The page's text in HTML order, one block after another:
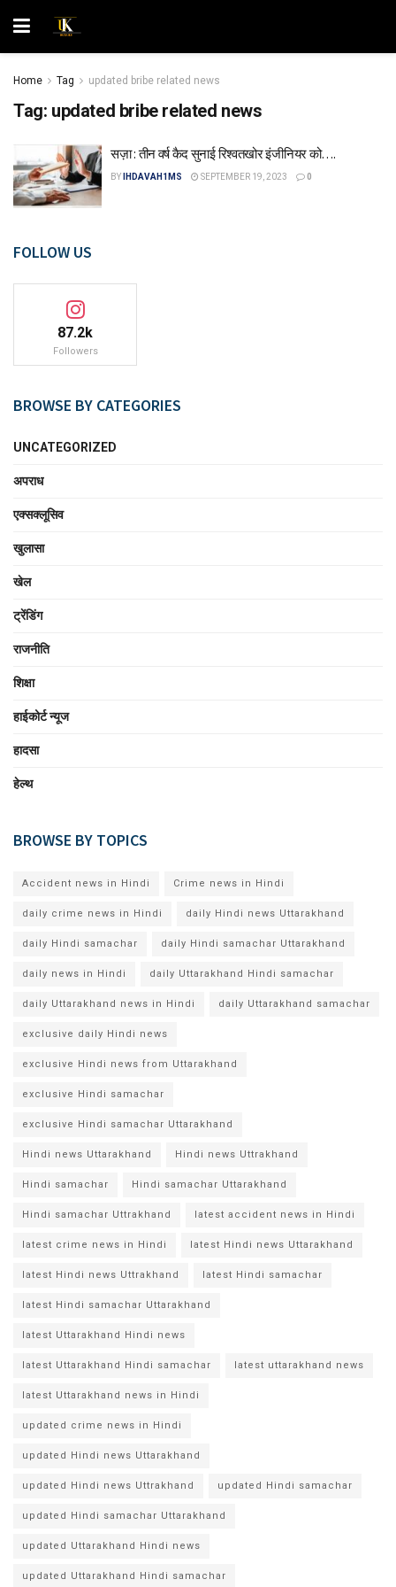
Home Tag updated bribe related news
Tag: updated bribe related news
सज़ा : तीन वर्ष कैद सुनाई रिश्वतखोर इंजीनियर को….
BY IHDAVAH1MS SEPTEMBER 19, 2023 0
FOLLOW US
87.2k
Followers
BROWSE BY CATEGORIES
UNCATEGORIZED
अपराध
एक्सक्लूसिव
खुलासा
खेल
ट्रेंडिंग
राजनीति
शिक्षा
हाईकोर्ट न्यूज
हादसा
हेल्थ
BROWSE BY TOPICS
Accident news in Hindi Crime news in Hindi
daily crime news in Hindi daily Hindi news Uttarakhand
daily Hindi samachar daily Hindi samachar Uttarakhand
daily news in Hindi daily Uttarakhand Hindi samachar
daily Uttarakhand news in Hindi daily Uttarakhand samachar
exclusive daily Hindi news
exclusive Hindi news from Uttarakhand
exclusive Hindi samachar
exclusive Hindi samachar Uttarakhand
Hindi news Uttarakhand Hindi news Uttrakhand
Hindi samachar Hindi samachar Uttarakhand
Hindi samachar Uttrakhand latest accident news in Hindi
latest crime news in Hindi latest Hindi news Uttarakhand
latest Hindi news Uttrakhand latest Hindi samachar
latest Hindi samachar Uttarakhand
latest Uttarakhand Hindi news
latest Uttarakhand Hindi samachar latest uttarakhand news
latest Uttarakhand news in Hindi
updated crime news in Hindi
updated Hindi news Uttarakhand
updated Hindi news Uttrakhand updated Hindi samachar
updated Hindi samachar Uttarakhand
updated Uttarakhand Hindi news
updated Uttarakhand Hindi samachar